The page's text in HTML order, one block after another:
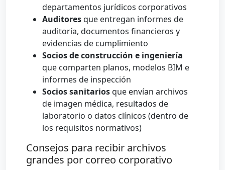
departamentos jurídicos corporativos
Auditoresque entregan informes de
auditoría, documentos financieros y
evidencias de cumplimiento
Socios de construcción e ingeniería
que comparten planos, modelos BIM e
informes de inspección
Socios sanitariosque envían archivos
de imagen médica, resultados de
laboratorio o datos clínicos (dentro de
los requisitos normativos)
Consejos para recibir archivos
grandes por correo corporativo